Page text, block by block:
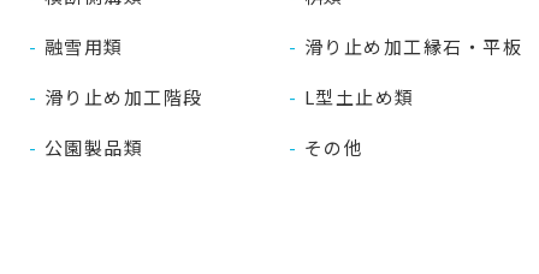
融雪用類
滑り止め加工縁石・平板
滑り止め加工階段
L型土止め類
公園製品類
その他